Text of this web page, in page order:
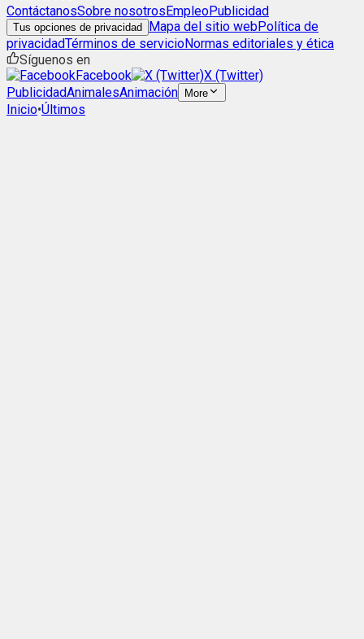
ContáctanosSobre nosotrosEmpleoPublicidad
Tus opciones de privacidad Mapa del sitio webPolítica de
privacidadTérminos de servicioNormas editoriales y ética
Síguenos en
Facebook
X (Twitter)
PublicidadAnimalesAnimación More
Inicio•Últimos